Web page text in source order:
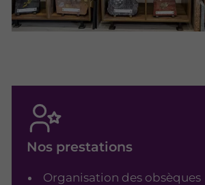
Nos prestations
Organisation des obsèques